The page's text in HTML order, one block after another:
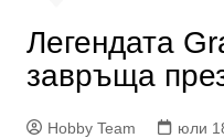
Легендата
завръща
Hobby Team юли